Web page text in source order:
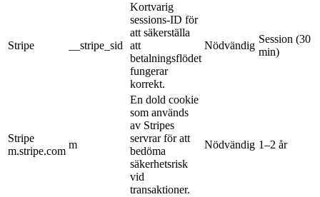
Stripe __stripe_sid
Kortvarig
sessions-ID för
att säkerställa
att
betalningsflödet
fungerar
korrekt.
Nödvändig
Session (30
min)
Stripe
m.stripe.com
m
En dold cookie
som används
av Stripes
servrar för att
bedöma
säkerhetsrisk
vid
transaktioner.
Nödvändig 1–2 år